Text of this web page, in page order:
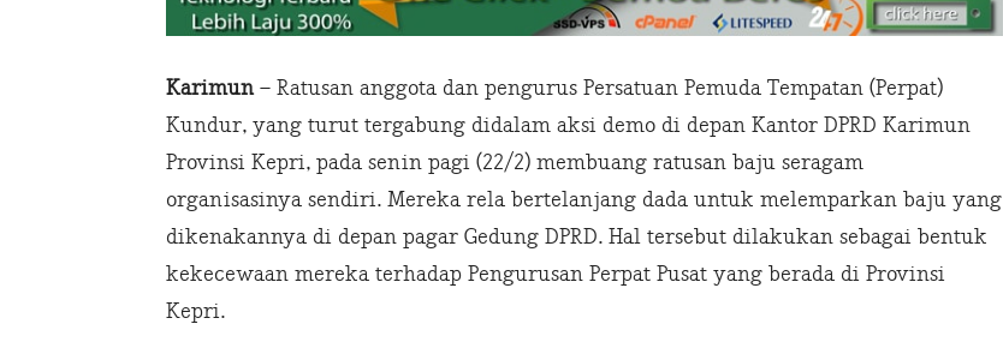
Karimun– Ratusan anggota dan pengurus Persatuan Pemuda Tempatan (Perpat)
Kundur, yang turut tergabung didalam aksi demo di depan Kantor DPRD Karimun
Provinsi Kepri, pada senin pagi (22/2) membuang ratusan baju seragam
organisasinya sendiri. Mereka rela bertelanjang dada untuk melemparkan baju yang
dikenakannya di depan pagar Gedung DPRD. Hal tersebut dilakukan sebagai bentuk
kekecewaan mereka terhadap Pengurusan Perpat Pusat yang berada di Provinsi
Kepri.